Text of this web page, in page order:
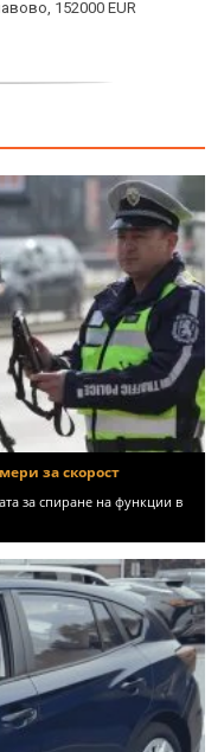
152000 EUR
за скорост
за спиране на функции в